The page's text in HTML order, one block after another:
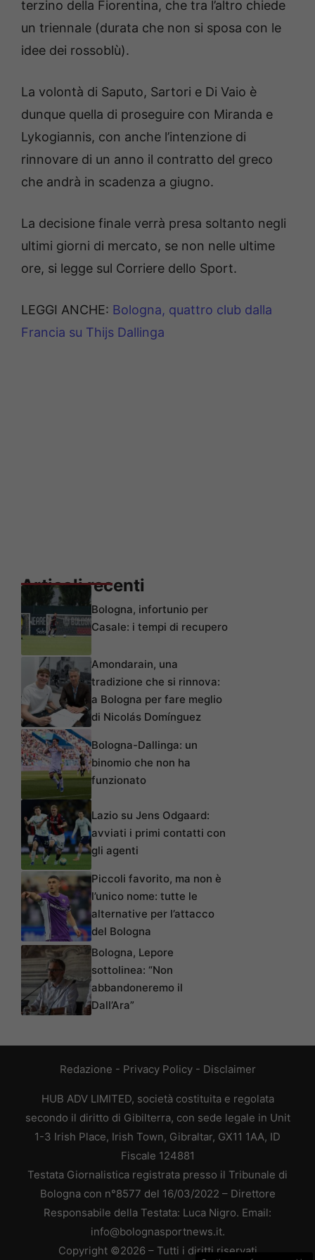
terzino della Fiorentina, che tra l’altro chiede
un triennale (durata che non si sposa con le
idee dei rossoblù).
La volontà di Saputo, Sartori e Di Vaio è
dunque quella di proseguire con Miranda e
Lykogiannis, con anche l’intenzione di
rinnovare di un anno il contratto del greco
che andrà in scadenza a giugno.
La decisione finale verrà presa soltanto negli
ultimi giorni di mercato, se non nelle ultime
ore, si legge sul Corriere dello Sport.
LEGGI ANCHE: Bologna, quattro club dalla
Francia su Thijs Dallinga
Articoli recenti
Bologna, infortunio per
Casale: i tempi di recupero
Amondarain, una
tradizione che si rinnova:
a Bologna per fare meglio
di Nicolás Domínguez
Bologna-Dallinga: un
binomio che non ha
funzionato
Lazio su Jens Odgaard:
avviati i primi contatti con
gli agenti
Piccoli favorito, ma non è
l’unico nome: tutte le
alternative per l’attacco
del Bologna
Bologna, Lepore
sottolinea: “Non
abbandoneremo il
Dall’Ara”
Redazione - Privacy Policy- Disclaimer
HUB ADV LIMITED, società costituita e regolata
secondo il diritto di Gibilterra, con sede legale in Unit
1-3 Irish Place, Irish Town, Gibraltar, GX11 1AA, ID
Fiscale 124881
Testata Giornalistica registrata presso il Tribunale di
Bologna con n°8577 del 16/03/2022 – Direttore
Responsabile della Testata: Luca Nigro. Email:
info@bolognasportnews.it.
Copyright ©2026 – Tutti i diritti riservati